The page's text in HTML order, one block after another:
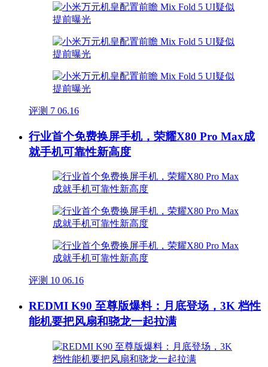
评测 7 06.16
行业首个免费换屏手机，荣耀X80 Pro Max成
就手机可靠性新高度
评测 10 06.16
REDMI K90 至尊版爆料：月底登场，3K 档性
能机要把风扇和骁龙一起拉满